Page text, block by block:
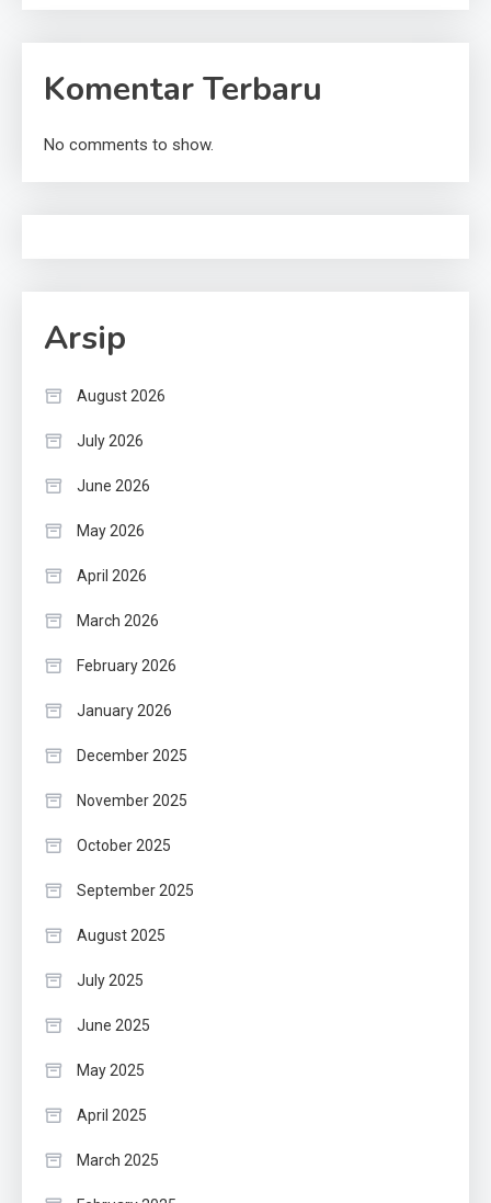
Komentar Terbaru
No comments to show.
Arsip
August 2026
July 2026
June 2026
May 2026
April 2026
March 2026
February 2026
January 2026
December 2025
November 2025
October 2025
September 2025
August 2025
July 2025
June 2025
May 2025
April 2025
March 2025